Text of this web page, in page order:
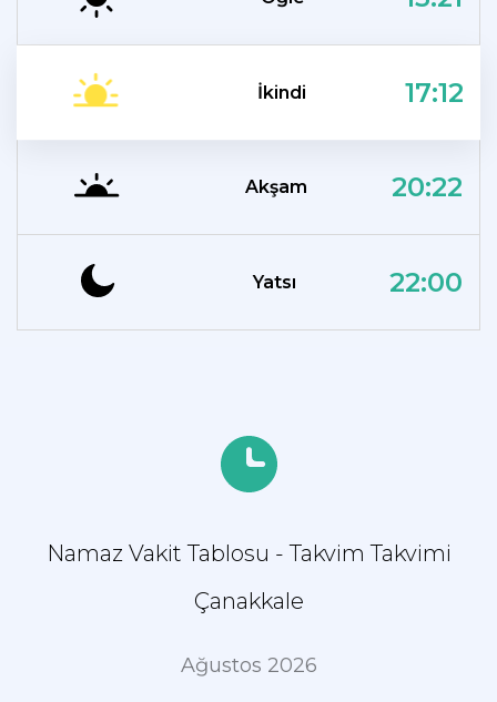
İkindi 17:12
Akşam 20:22
Yatsı 22:00
Namaz Vakit Tablosu - Takvim Takvimi
Çanakkale
Ağustos 2026